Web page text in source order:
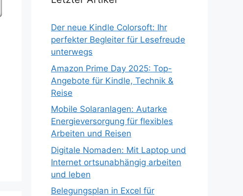
Der neue Kindle Colorsoft: Ihr
perfekter Begleiter für Lesefreude
unterwegs
Amazon Prime Day 2025: Top-
Angebote für Kindle, Technik &
Reise
Mobile Solaranlagen: Autarke
Energieversorgung für flexibles
Arbeiten und Reisen
Digitale Nomaden: Mit Laptop und
Internet ortsunabhängig arbeiten
und leben
Belegungsplan in Excel für